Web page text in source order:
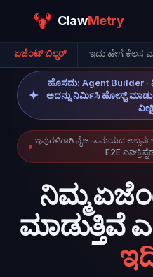
ClawMetry
ಏಜೆಂಟ್ ಬಿಲ್ಡರ್ ಇದು ಹೇಗೆ ಕೆಲಸ
ಹೊಸದು: Agent Builder ·
ಅದನ್ನು ನಿರ್ಮಿಸಿ ಹೋಸ್ಟ್
ಇವುಗಳಿಗಾಗಿ ನೈಜ-ಸಮಯದ
E2E
ನಿಮ್ಮ
ಮಾಡುತ್ತಿವೆ